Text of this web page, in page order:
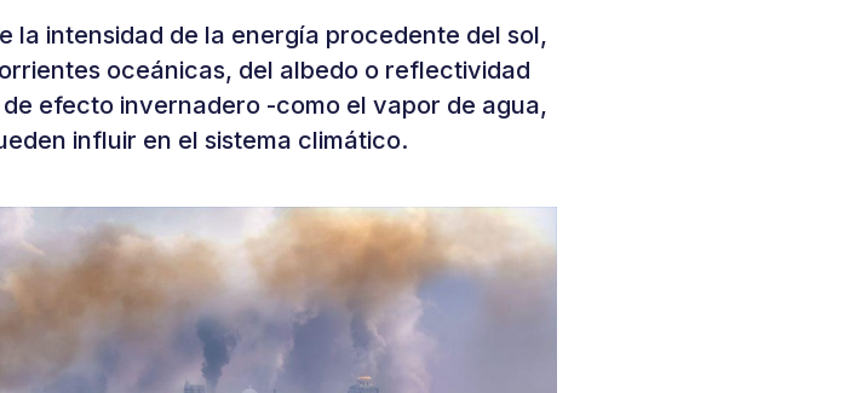
la intensidad de la energía procedente del sol,
oceánicas, del albedo o reflectividad
efecto invernadero -como el vapor de agua,
influir en el sistema climático.